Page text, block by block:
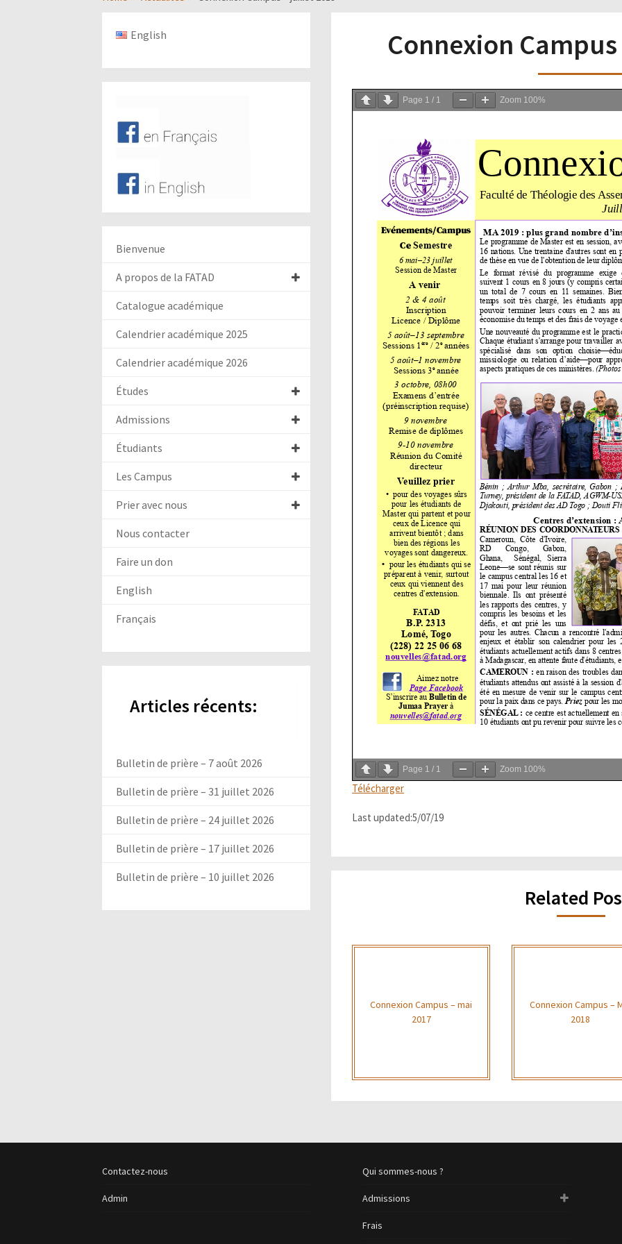
Connexion
Page 1 / 1 Zoom 100%
Page 1 / 1 Zoom 100%
Télécharger
Last updated:5/07/19
Related
Connexion Campus – mai
2017
Connexion Campus –
2018
English
Bienvenue
A propos de la FATAD
Catalogue académique
Calendrier académique 2025
Calendrier académique 2026
Études
Admissions
Étudiants
Les Campus
Prier avec nous
Nous contacter
Faire un don
English
Français
Articles récents:
Bulletin de prière – 7 août 2026
Bulletin de prière – 31 juillet 2026
Bulletin de prière – 24 juillet 2026
Bulletin de prière – 17 juillet 2026
Bulletin de prière – 10 juillet 2026
Contactez-nous
Admin
Qui sommes-nous ?
Admissions
Frais